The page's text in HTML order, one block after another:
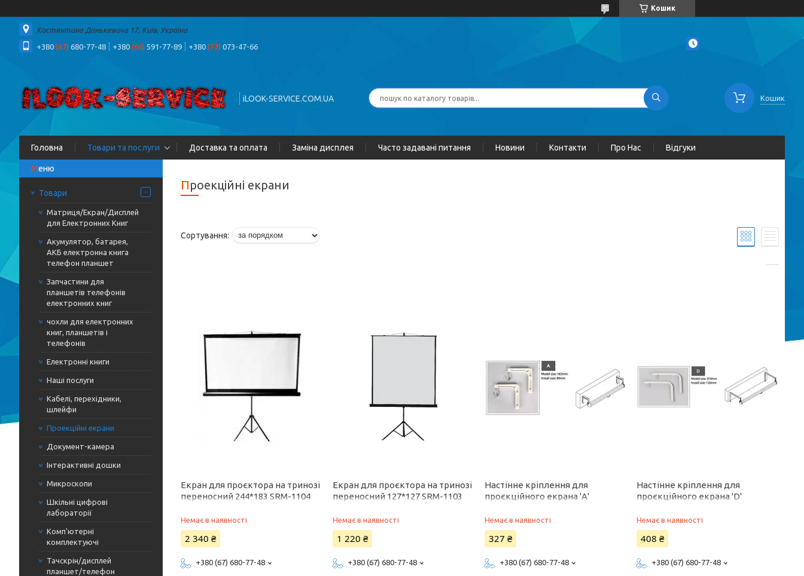
Кошик
Костянтина Данькевича 17, Київ, Україна
+380 (67) 680-77-48 +380 (66) 591-77-89 +380 (73) 073-47-66
iLOOK-SERVICE.COM.UA Кошик
Головна Товари та послуги Доставка та оплата Заміна дисплея Часто задавані питання Новини Контакти Про Нас Відгуки
Товари
Матриця/Екран/Дисплей
для Електронних Книг
Акумулятор, батарея,
АКБ електронна книга
телефон планшет
Запчастини для
планшетів телефонів
електронних книг
чохли для електронних
книг, планшетів і
телефонів
Електронні книги
Наші послуги
Кабелі, перехідники,
шлейфи
Проекційні екрани
Документ-камера
Інтерактивні дошки
Микроскопи
Шкільні цифрові
лабораторії
Комп'ютерні
комплектуючі
Тачскрін/дисплей
планшет/телефон
Проекційні екрани
Екран для проєктора на тринозі
переносний 244*183 SRM-1104
Немає в наявності
2 340 ₴
+380 (67) 680-77-48
Екран для проєктора на тринозі
переносний 127*127 SRM-1103
Немає в наявності
1 220 ₴
+380 (67) 680-77-48
Настінне кріплення для
проєкційного екрана 'А'
Немає в наявності
327 ₴
+380 (67) 680-77-48
Настінне кріплення для
проєкційного екрана 'D'
Немає в наявності
408 ₴
+380 (67) 680-77-48